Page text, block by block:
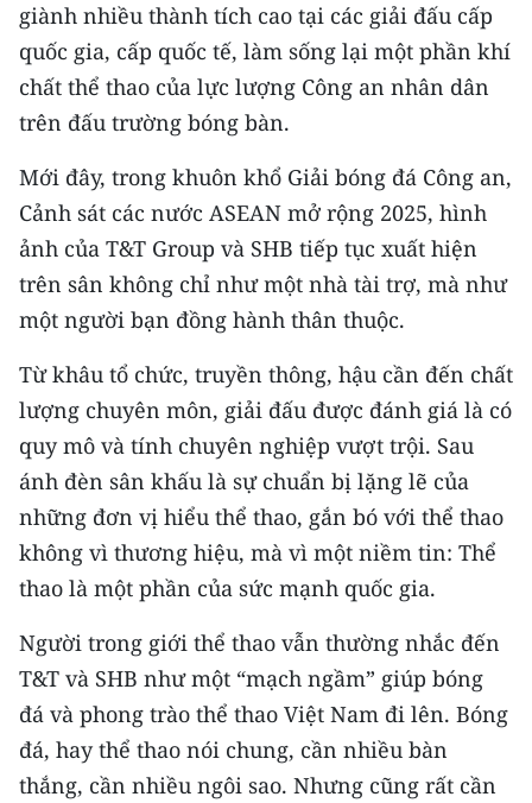
giành nhiều thành tích cao tại các giải đấu cấp
quốc gia, cấp quốc tế, làm sống lại một phần khí
chất thể thao của lực lượng Công an nhân dân
trên đấu trường bóng bàn.
Mới đây, trong khuôn khổ Giải bóng đá Công an,
Cảnh sát các nước ASEAN mở rộng 2025, hình
ảnh của T&T Group và SHB tiếp tục xuất hiện
trên sân không chỉ như một nhà tài trợ, mà như
một người bạn đồng hành thân thuộc.
Từ khâu tổ chức, truyền thông, hậu cần đến chất
lượng chuyên môn, giải đấu được đánh giá là có
quy mô và tính chuyên nghiệp vượt trội. Sau
ánh đèn sân khấu là sự chuẩn bị lặng lẽ của
những đơn vị hiểu thể thao, gắn bó với thể thao
không vì thương hiệu, mà vì một niềm tin: Thể
thao là một phần của sức mạnh quốc gia.
Người trong giới thể thao vẫn thường nhắc đến
T&T và SHB như một “mạch ngầm” giúp bóng
đá và phong trào thể thao Việt Nam đi lên. Bóng
đá, hay thể thao nói chung, cần nhiều bàn
thắng, cần nhiều ngôi sao. Nhưng cũng rất cần